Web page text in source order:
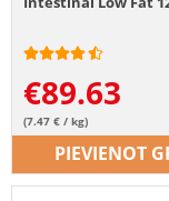
€89.63
(7.47 € / kg)
PIEVIENOT